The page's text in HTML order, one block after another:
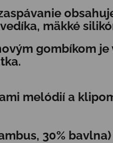
mäkké
gombíkom
melódií a
30% bavlna)